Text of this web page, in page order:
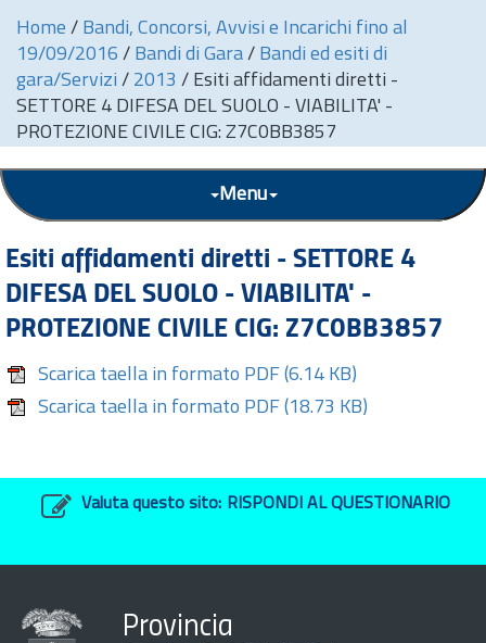
Home / Bandi, Concorsi, Avvisi e Incarichi fino al
19/09/2016 / Bandi di Gara / Bandi ed esiti di
gara/Servizi / 2013 / Esiti affidamenti diretti -
SETTORE 4 DIFESA DEL SUOLO - VIABILITA' -
PROTEZIONE CIVILE CIG: Z7C0BB3857
Menu
Esiti affidamenti diretti - SETTORE 4
DIFESA DEL SUOLO - VIABILITA' -
PROTEZIONE CIVILE CIG: Z7C0BB3857
Scarica taella in formato PDF (6.14 KB)
Scarica taella in formato PDF (18.73 KB)
Valuta questo sito: RISPONDI AL QUESTIONARIO
Provincia